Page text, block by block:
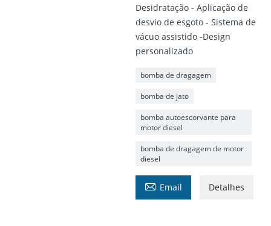
Desidratação - Aplicação de
desvio de esgoto - Sistema de
vácuo assistido -Design
personalizado
bomba de dragagem
bomba de jato
bomba autoescorvante para
motor diesel
bomba de dragagem de motor
diesel
 Email Detalhes